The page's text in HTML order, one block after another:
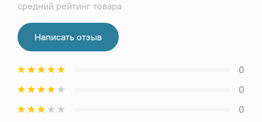
средний рейтинг товара
Написать отзыв
0
0
0